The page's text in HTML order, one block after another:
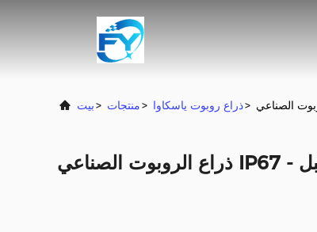
بيت> منتجات> ذراع روبوت ياسكاوا>